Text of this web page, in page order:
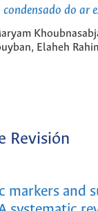
do ar
Elaheh
Revisión
markers and